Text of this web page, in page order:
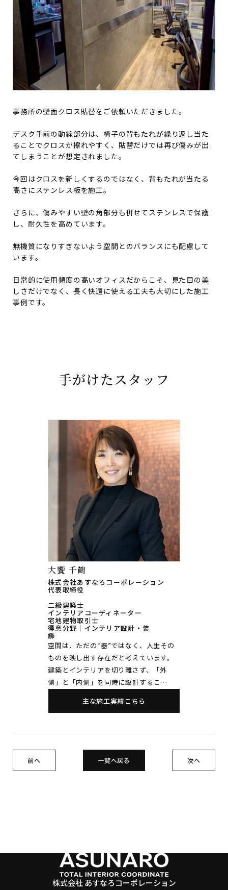
事務所の壁面クロス貼替をご依頼いただきました。
デスク手前の動線部分は、椅子の背もたれが繰り返し当た
ることでクロスが擦れやすく、貼替だけでは再び傷みが出
てしまうことが想定されました。
今回はクロスを新しくするのではなく、背もたれが当たる
高さにステンレス板を施工。
さらに、傷みやすい壁の角部分も併せてステンレスで保護
し、耐久性を高めています。
無機質になりすぎないよう空間とのバランスにも配慮して
います。
日常的に使用頻度の高いオフィスだからこそ、見た目の美
しさだけでなく、長く快適に使える工夫も大切にした施工
事例です。
手がけたスタッフ
大饗 千鶴
株式会社あすなろコーポレーション
代表取締役
二級建築士
インテリアコーディネーター
宅地建物取引士
得意分野｜ インテリア設計・装
飾
空間は、ただの“器”ではなく、人生その
ものを映し出す存在だと考えています。
建築とインテリアを切り離さず、「外
側」と「内側」を同時に設計するこ
らこそ建築とインテリアを分けるのでは
本当に心地よい空間をカタチにしていき
主な施工実績こちら
前へ 一覧へ戻る 次へ
株式会社 あすなろコーポレーション